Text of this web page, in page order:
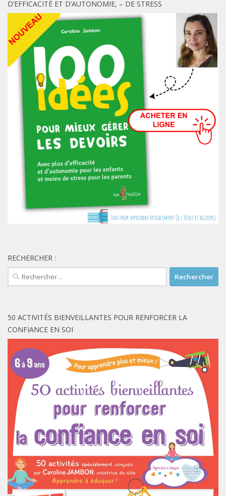
D’EFFICACITÉ ET D’AUTONOMIE, – DE STRESS
RECHERCHER :
Rechercher :
50 ACTIVITÉS BIENVEILLANTES POUR RENFORCER LA
CONFIANCE EN SOI